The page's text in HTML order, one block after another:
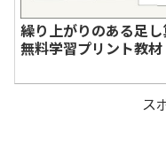
繰り上がりのある足し
無料学習プリント教材
ス